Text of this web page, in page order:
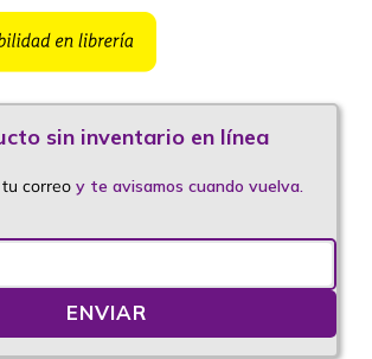
correo y te avisamos cuando vuelva.
ENVIAR